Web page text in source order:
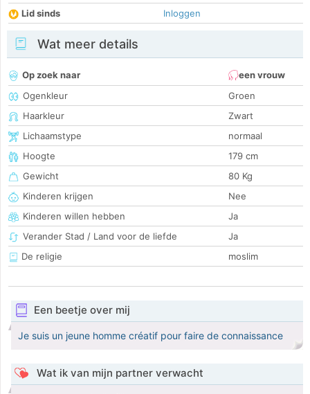
Lid sinds
Inloggen
Wat meer details
Op zoek naar
een vrouw
Ogenkleur
Groen
Haarkleur
Zwart
Lichaamstype
normaal
Hoogte
179 cm
Gewicht
80 Kg
Kinderen krijgen
Nee
Kinderen willen hebben
Ja
Verander Stad / Land voor de liefde
Ja
De religie
moslim
Een beetje over mij
Je suis un jeune homme créatif pour faire de connaissance
Wat ik van mijn partner verwacht